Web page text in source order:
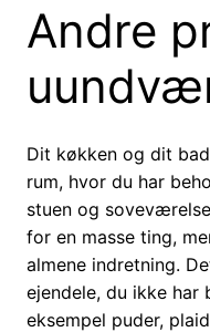
Andre
Dit køkken og dit
rum, hvor du har
stuen og
for en masse ting,
almene indretning.
ejendele, du ikke har
eksempel puder,